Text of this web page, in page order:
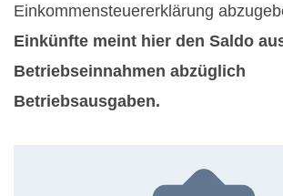
Einkommensteuererklärung
Einkünfte meint hier den Saldo
Betriebseinnahmen abzüglich
Betriebsausgaben.